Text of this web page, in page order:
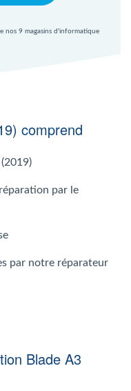
nos 9 magasins d'informatique
comprend
par le
par notre réparateur
Blade A3